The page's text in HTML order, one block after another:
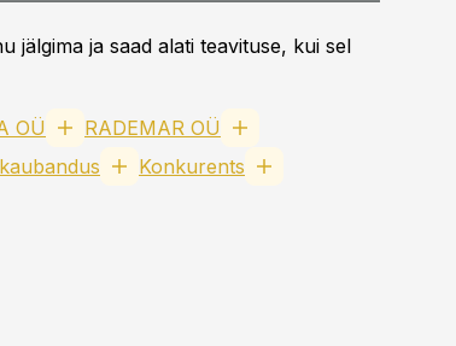
jälgima ja saad alati teavituse, kui sel
OÜ
RADEMAR OÜ
Konkurents